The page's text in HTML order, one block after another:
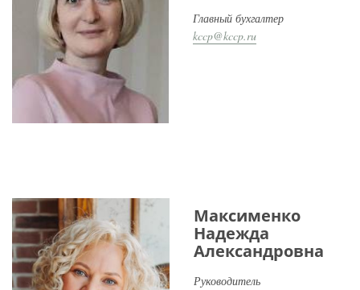
Главный бухгалтер
kccp@kccp.ru
Максименко
Надежда
Александровна
Руководитель